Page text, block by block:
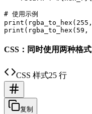
# 使用示例
CSS：同时使用两种格式
CSS 样式25 行
复制